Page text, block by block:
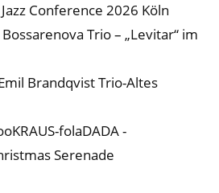
Conference 2026 Köln
Bossarenova Trio – „Levitar“ im
Brandqvist Trio-Altes
folaDADA -
Serenade